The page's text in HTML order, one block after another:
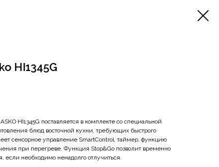
HI1345G
HI1345G поставляется в комплекте со специальной
блюд восточной кухни, требующих быстрого
сенсорное управление SmartControl, таймер, функцию
при перегреве. Функция Stop&Go позволит временно
если необходимо ненадолго отлучиться.